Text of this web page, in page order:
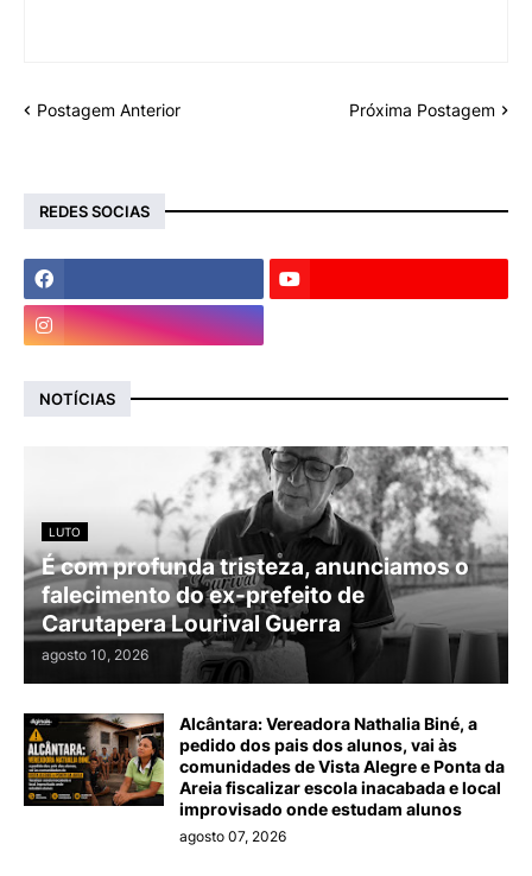
Postagem Anterior Próxima Postagem
REDES SOCIAS
NOTÍCIAS
LUTO
É com profunda tristeza, anunciamos o
falecimento do ex-prefeito de
Carutapera Lourival Guerra
agosto 10, 2026
Alcântara: Vereadora Nathalia Biné, a
pedido dos pais dos alunos, vai às
comunidades de Vista Alegre e Ponta da
Areia fiscalizar escola inacabada e local
improvisado onde estudam alunos
agosto 07, 2026